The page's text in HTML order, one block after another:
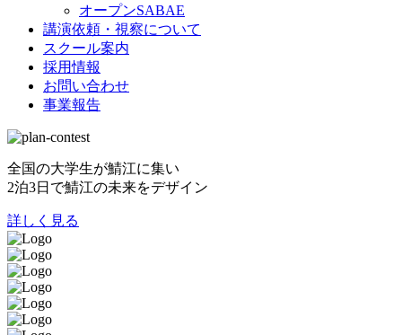
オープンSABAE
講演依頼・視察について
スクール案内
採用情報
お問い合わせ
事業報告
全国の大学生が鯖江に集い
2泊3日で鯖江の未来をデザイン
詳しく見る